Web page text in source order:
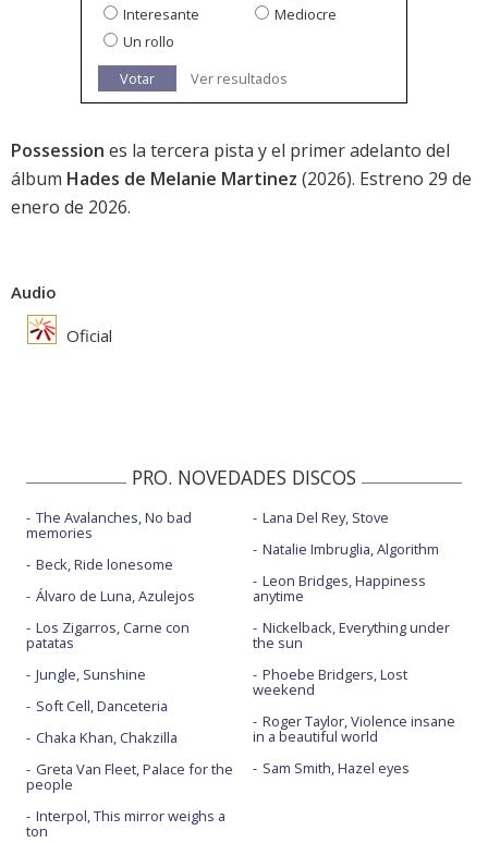
Interesante
Mediocre
Un rollo
Votar
Ver resultados
Possession es la tercera pista y el primer adelanto del
álbum Hades de Melanie Martinez (2026). Estreno 29 de
enero de 2026.
Audio
Oficial
PRO. NOVEDADES DISCOS
The Avalanches, No bad
memories
Beck, Ride lonesome
Álvaro de Luna, Azulejos
Los Zigarros, Carne con
patatas
Jungle, Sunshine
Soft Cell, Danceteria
Chaka Khan, Chakzilla
Greta Van Fleet, Palace for the
people
Interpol, This mirror weighs a
ton
Lana Del Rey, Stove
Natalie Imbruglia, Algorithm
Leon Bridges, Happiness
anytime
Nickelback, Everything under
the sun
Phoebe Bridgers, Lost
weekend
Roger Taylor, Violence insane
in a beautiful world
Sam Smith, Hazel eyes